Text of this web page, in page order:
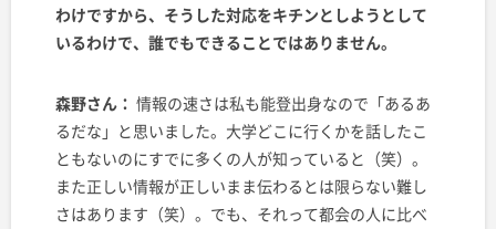
わけですから、そうした対応をキチンとしようとして
いるわけで、誰でもできることではありません。
森野さん： 情報の速さは私も能登出身なので「あるあ
るだな」と思いました。大学どこに行くかを話したこ
ともないのにすでに多くの人が知っていると（笑）。
また正しい情報が正しいまま伝わるとは限らない難し
さはあります（笑）。でも、それって都会の人に比べ